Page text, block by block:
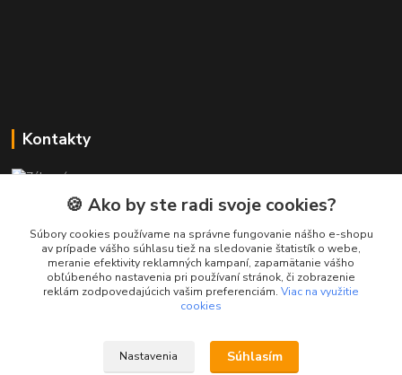
Kontakty
+421 911 010 560
Po-Pia, 13-17 hod.
info@presmartfon.sk
🍪 Ako by ste radi svoje cookies?
Súbory cookies používame na správne fungovanie nášho e-shopu
av prípade vášho súhlasu tiež na sledovanie štatistík o webe,
meranie efektivity reklamných kampaní, zapamätanie vášho
obľúbeného nastavenia pri používaní stránok, či zobrazenie
reklám zodpovedajúcich vašim preferenciám. Viac na využitie
cookies
Nastavenia Súhlasím